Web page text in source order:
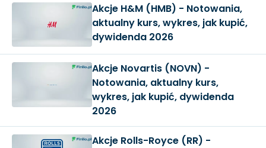
Akcje H&M (HMB) - Notowania,
aktualny kurs, wykres, jak kupić,
dywidenda 2026
Akcje Novartis (NOVN) -
Notowania, aktualny kurs,
wykres, jak kupić, dywidenda
2026
Akcje Rolls-Royce (RR) -